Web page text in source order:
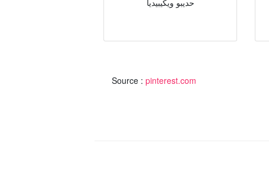
حديبو ويكيبيديا
Source : pinterest.com